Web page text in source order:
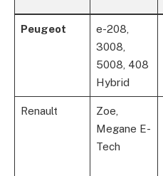
Peugeot
e-208,
3008,
5008, 408
Hybrid
Renault
Zoe,
Megane E-
Tech